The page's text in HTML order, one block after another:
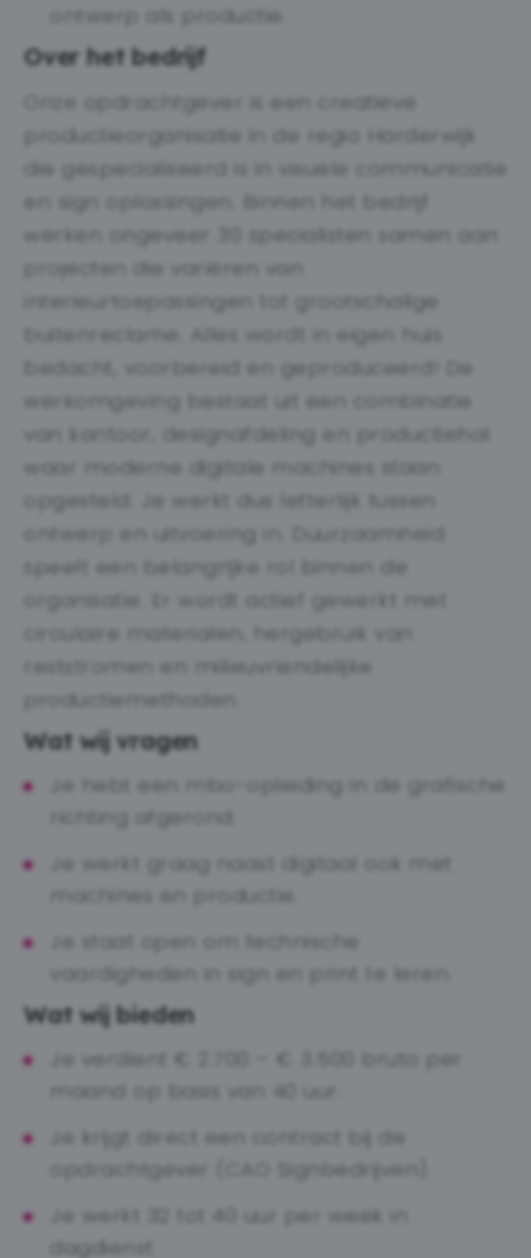
ontwerp als productie.
Over het bedrijf
Onze opdrachtgever is een creatieve
productieorganisatie in de regio Harderwijk
die gespecialiseerd is in visuele communicatie
en sign oplossingen. Binnen het bedrijf
werken ongeveer 30 specialisten samen aan
projecten die variëren van
interieurtoepassingen tot grootschalige
buitenreclame. Alles wordt in eigen huis
bedacht, voorbereid en geproduceerd! De
werkomgeving bestaat uit een combinatie
van kantoor, designafdeling en productiehal
waar moderne digitale machines staan
opgesteld. Je werkt dus letterlijk tussen
ontwerp en uitvoering in. Duurzaamheid
speelt een belangrijke rol binnen de
organisatie. Er wordt actief gewerkt met
circulaire materialen, hergebruik van
reststromen en milieuvriendelijke
productiemethoden.
Wat wij vragen
Je hebt een mbo-opleiding in de grafische
richting afgerond.
Je werkt graag naast digitaal ook met
machines en productie.
Je staat open om technische
vaardigheden in sign en print te leren.
Wat wij bieden
Je verdient € 2.700 – € 3.500 bruto per
maand op basis van 40 uur.
Je krijgt direct een contract bij de
opdrachtgever (CAO Signbedrijven).
Je werkt 32 tot 40 uur per week in
dagdienst.